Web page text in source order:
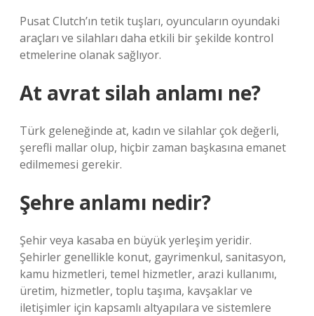
Pusat Clutch’ın tetik tuşları, oyuncuların oyundaki
araçları ve silahları daha etkili bir şekilde kontrol
etmelerine olanak sağlıyor.
At avrat silah anlamı ne?
Türk geleneğinde at, kadın ve silahlar çok değerli,
şerefli mallar olup, hiçbir zaman başkasına emanet
edilmemesi gerekir.
Şehre anlamı nedir?
Şehir veya kasaba en büyük yerleşim yeridir.
Şehirler genellikle konut, gayrimenkul, sanitasyon,
kamu hizmetleri, temel hizmetler, arazi kullanımı,
üretim, hizmetler, toplu taşıma, kavşaklar ve
iletişimler için kapsamlı altyapılara ve sistemlere